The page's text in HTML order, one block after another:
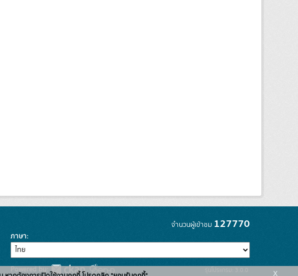
จำนวนผู้เข้าชม 127770
ภาษา
Powered by: รุ่นโปรแกรม: 3.0.0